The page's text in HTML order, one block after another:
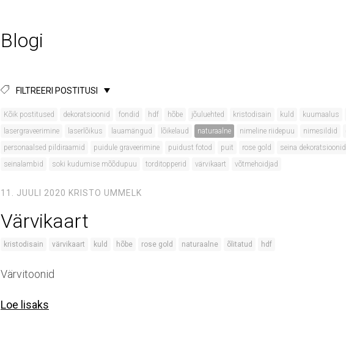
Blogi
FILTREERI POSTITUSI
Kõik postitused dekoratsioonid fondid hdf hõbe jõuluehted kristodisain kuld kuumaalus
lasergraveerimine
laserlõikus lauamängud lõikelaud naturaalne nimeline riidepuu nimesildid
personaalsed pildiraamid
puidule graveerimine puidust fotod puit rose gold seina dekoratsioonid
seinalambid
soki kudumise mõõdupuu torditopperid värvikaart võtmehoidjad
11. JUULI 2020 KRISTO UMMELK
Värvikaart
kristodisain värvikaart kuld hõbe rose gold naturaalne õlitatud hdf
Värvitoonid
Loe lisaks